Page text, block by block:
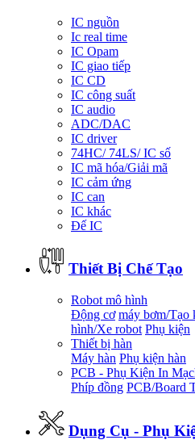
IC nguồn
Ic real time
IC Opam
IC giao tiếp
IC CD
IC công suất
IC audio
ADC/DAC
IC driver
74HC/ 74LS/ IC số
IC mã hóa/Giải mã
IC cảm ứng
IC can
IC khác
Đế IC
Thiết Bị Chế Tạo
Robot mô hình
Động cơ máy bơm/Tạo
hình/Xe robot Phụ kiện
Thiết bị hàn
Máy hàn Phụ kiện hàn
PCB - Phụ Kiện In
Phíp đồng PCB/Board
Dụng Cụ - Phụ